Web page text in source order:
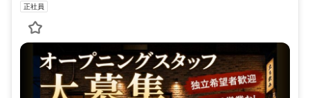
正社員